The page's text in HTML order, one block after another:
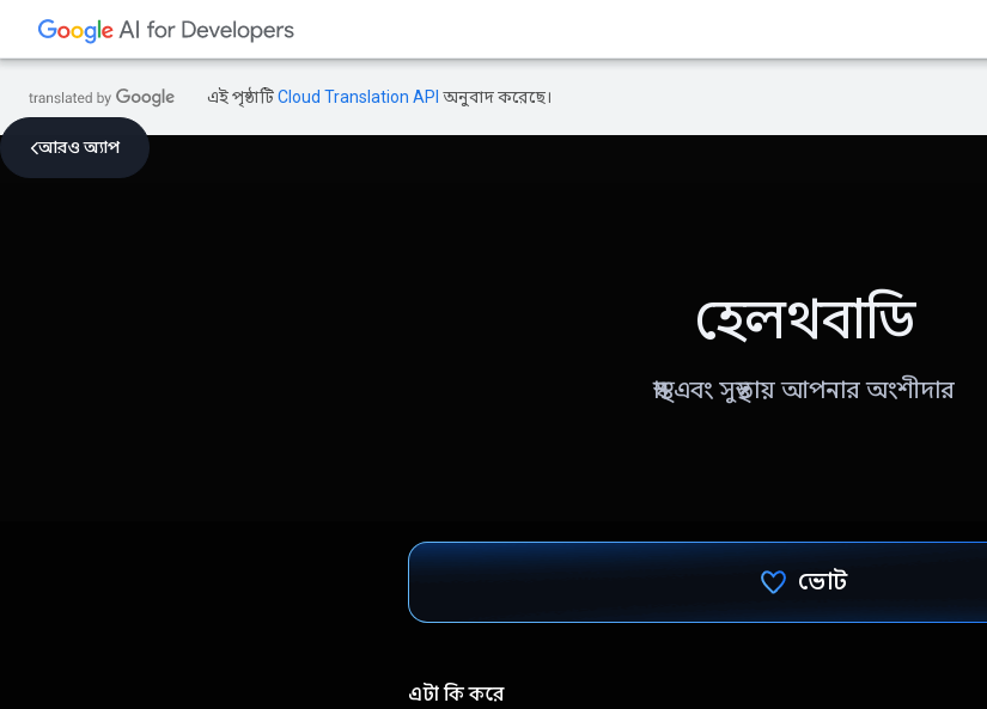
এই পৃষ্ঠাটিCloud Translation API অনুবাদ করেছে।
আরও অ্যাপ
হেলথবাডি
স্বাস্থ্য এবং সুস্থতায় আপনার অংশীদার
ভোট
এটা কি করে